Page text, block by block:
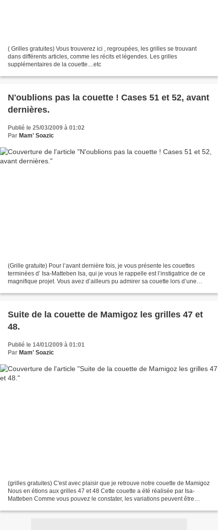
( Grilles gratuites) Vous trouverez ici , regroupées, les grilles se trouvant
dans différents articles, comme les récits et légendes. Les grilles
supplémentaires de la couette....etc
N'oublions pas la couette ! Cases 51 et 52, avant
dernières.
Publié le 25/03/2009 à 01:02
Par Mam' Soazic
(Grille gratuite) Pour l’avant dernière fois, je vous présente les couettes
terminées d’ Isa-Matteben Isa, qui je vous le rappelle est l’instigatrice de ce
magnifique projet. Vous avez d’ailleurs pu admirer sa couette lors d’une
Suite de la couette de Mamigoz les grilles 47 et
48.
Publié le 14/01/2009 à 01:01
Par Mam' Soazic
(grilles gratuites) C'est avec plaisir que je retrouve notre couette de Mamigoz
Nous en étions aux grilles 47 et 48 Cette couette a été réalisée par Isa-
Matteben Comme vous pouvez le constater, les variations peuvent être